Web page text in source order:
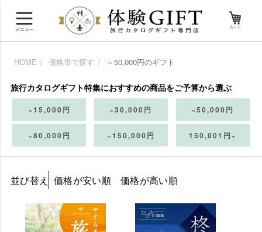
HOME 価格帯で探す ～50,000円のギフト
旅行カタログギフト特集におすすめの商品をご予算から選ぶ
~15,000円 ~30,000円 ~50,000円
~80,000円 ~150,000円 150,001円~
並び替え 価格が安い順 価格が高い順